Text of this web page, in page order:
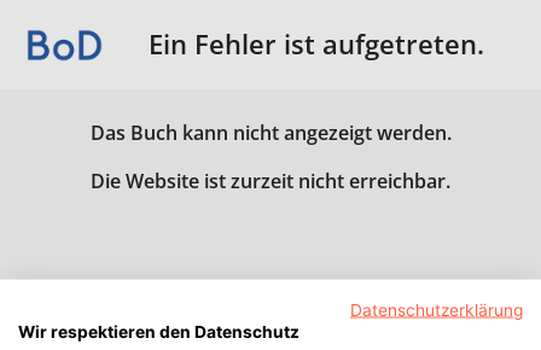
Ein Fehler ist aufgetreten.
Das Buch kann nicht angezeigt werden.
Die Website ist zurzeit nicht erreichbar.
Datenschutzerklärung
Wir respektieren den Datenschutz